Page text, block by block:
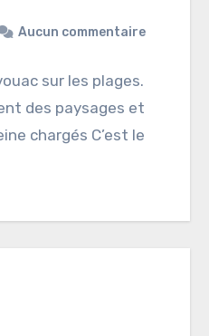
Aucun commentaire
sur les plages.
des paysages et
chargés C’est le